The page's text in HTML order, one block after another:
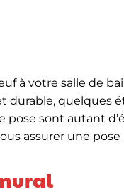
à votre salle de
quelques
sont autant
assurer une